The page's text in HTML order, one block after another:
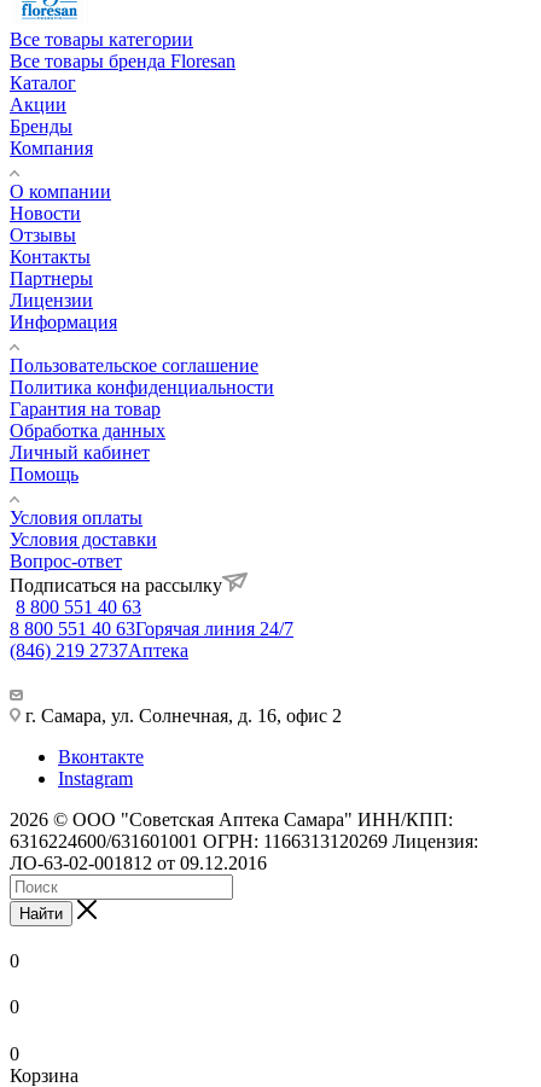
Все товары категории
Все товары бренда Floresan
Каталог
Акции
Бренды
Компания
О компании
Новости
Отзывы
Контакты
Партнеры
Лицензии
Информация
Пользовательское соглашение
Политика конфиденциальности
Гарантия на товар
Обработка данных
Личный кабинет
Помощь
Условия оплаты
Условия доставки
Вопрос-ответ
Подписаться на рассылку
8 800 551 40 63
8 800 551 40 63Горячая линия 24/7
(846) 219 2737Аптека
г. Самара, ул. Солнечная, д. 16, офис 2
Вконтакте
Instagram
2026 © ООО "Советская Аптека Самара" ИНН/КПП:
6316224600/631601001 ОГРН: 1166313120269 Лицензия:
ЛО-63-02-001812 от 09.12.2016
Найти
0
0
0
Корзина